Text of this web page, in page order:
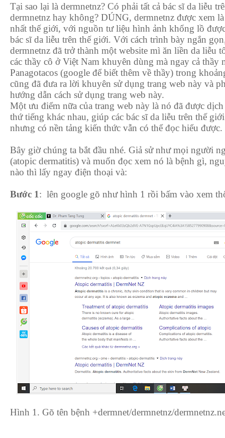
Tại sao lại là dermnetnz? Có phải tất cả bác sĩ da liễu
dermnetnz hay không? DÚNG, dermnetnz được xem
nhất thế giới, với nguồn tư liệu hình ảnh khổng lồ
bác sĩ da liễu trên thế giới. Với cách trình bày ngắn
dermnetnz đã trở thành một website mì ăn liền da liễu
các thầy cô ở Việt Nam khuyên dùng mà ngay cả thầy
Panagotacos (google để biết thêm về thầy) trong
cũng đã đưa ra lời khuyên sử dụng trang web này và
hướng dẫn cách sử dụng trang web này.
Một ưu điểm nữa của trang web này là nó đã được
thứ tiếng khác nhau, giúp các bác sĩ da liễu trên thế
nhưng có nền tảng kiến thức vẫn có thể đọc hiểu được.
Bây giờ chúng ta bắt đầu nhé. Giả sử như mọi người
(atopic dermatitis) và muốn đọc xem nó là bệnh gì,
nào thì lấy ngay điện thoại và:
Bước 1: lên google gõ như hình 1 rồi bấm vào xem
Hình 1. Gõ tên bệnh +dermnet/dermnetnz/